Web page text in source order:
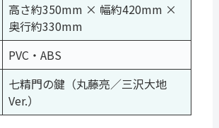
高さ約350mm × 幅約420mm ×
奥行約330mm
PVC・ABS
七精門の鍵（丸藤亮／三沢大地
Ver.）